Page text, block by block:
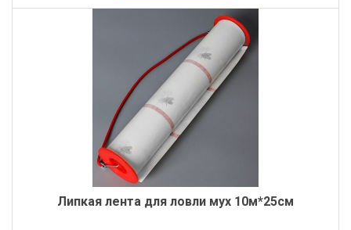
Липкая лента для ловли мух 10м*25см